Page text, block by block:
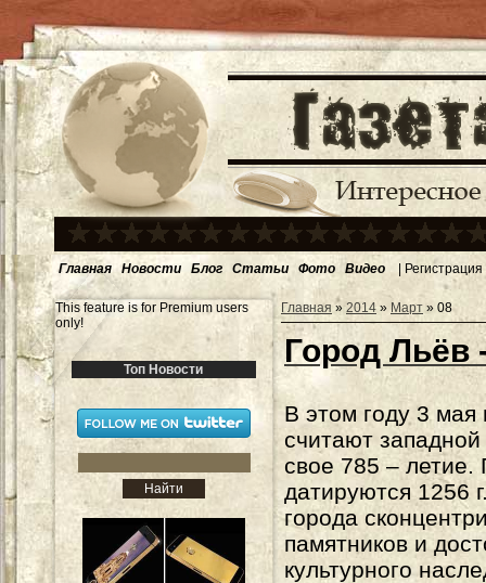
Главная Новости Блог Статьи Фото Видео | Регистрация
This feature is for Premium users
only!
Топ Новости
Главная » 2014 » Март » 08
Город Льёв
В этом году 3 мая
считают
свое 785 –
датируются 1256
города
памятников и
культурного